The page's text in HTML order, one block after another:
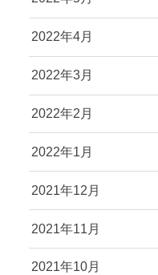
2022年4月
2022年3月
2022年2月
2022年1月
2021年12月
2021年11月
2021年10月